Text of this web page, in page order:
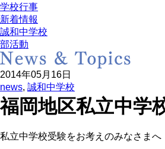
学校行事
新着情報
誠和中学校
部活動
2014年05月16日
news, 誠和中学校
福岡地区私立中学
私立中学校受験をお考えのみなさまへ